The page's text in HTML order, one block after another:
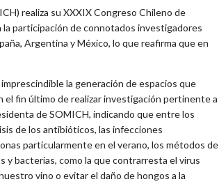
realiza su XXXIX Congreso Chileno de
participación de connotados investigadores
Argentina y México, lo que reafirma que en
la generación de espacios que
fin último de realizar investigación pertinente a
de SOMICH, indicando que entre los
de los antibióticos, las infecciones
particularmente en el verano, los métodos de
y bacterias, como la que contrarresta el virus
vino o evitar el daño de hongos a la